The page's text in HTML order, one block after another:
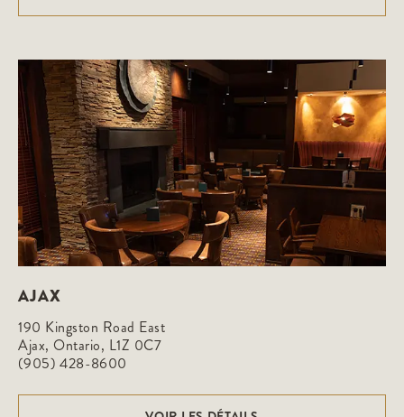
AJAX
190 Kingston Road East
Ajax, Ontario, L1Z 0C7
(905) 428-8600